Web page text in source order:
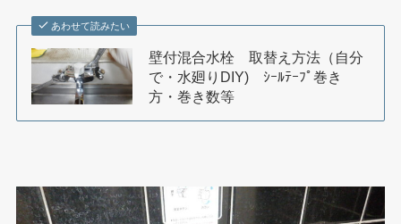
あわせて読みたい
壁付混合水栓 取替え方法（自分
で・水廻りDIY) ｼｰﾙﾃｰﾌﾟ巻き
方・巻き数等